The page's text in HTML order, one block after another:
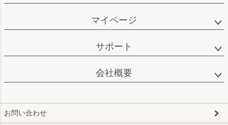
マイページ
サポート
会社概要
お問い合わせ